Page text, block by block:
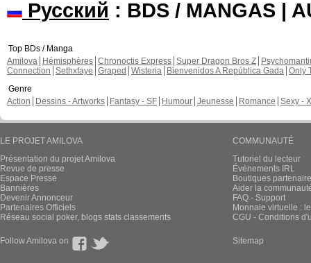
Русский : BDS / MANGAS |
Top BDs / Manga
Amilova
Hémisphères Chronoctis Express Super Dragon Bros Z
Connection Sethxfaye Graped Wisteria Bienvenidos A República Gada Only
Genre
Action
Dessins - Artworks Fantasy - SF Humour Jeunesse Romance Sexy -
LE PROJET AMILOVA
Présentation du projet Amilova
Revue de presse
Espace Presse
Bannières
Devenir Annonceur
Partenaires Officiels
Réseau social poker, blogs stats classements
COMMUNAUTÉ
Tutoriel du lecteur
Évènements IRL
Boutiques
Aider la
FAQ - Support
Monnaie virtuelle :
CGU - Conditions
Follow Amilova on Sitemap